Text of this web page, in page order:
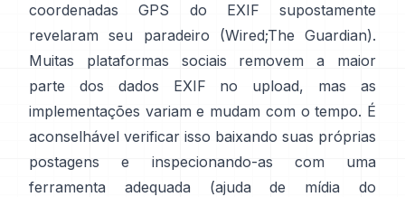
coordenadas GPS do EXIF supostamente
revelaram seu paradeiro (Wired;The Guardian).
Muitas plataformas sociais removem a maior
parte dos dados EXIF no upload, mas as
implementações variam e mudam com o tempo. É
aconselhável verificar isso baixando suas próprias
postagens e inspecionando-as com uma
ferramenta adequada (ajuda de mídia do